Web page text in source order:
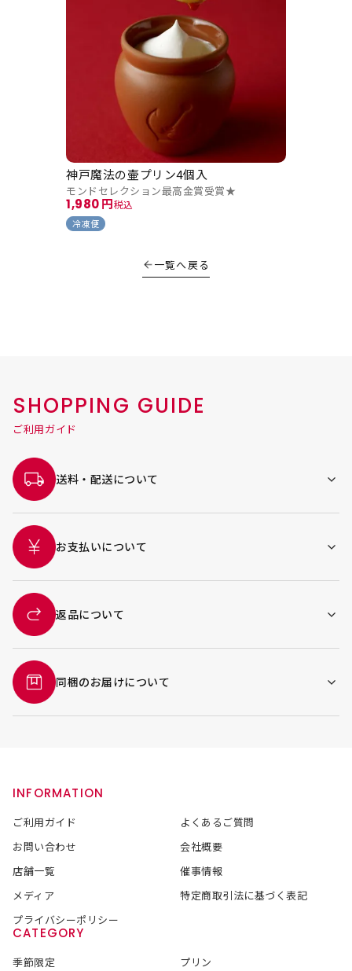
モンドセレクション最高金賞受賞★
神戸魔法の壷プリン4個入
冷凍便
1,980 税込
一覧へ戻る
SHOPPING GUIDE
ご利用ガイド
送料・配送について
お支払いについて
返品について
同梱のお届けについて
INFORMATION
ご利用ガイド
よくあるご質問
お問い合わせ
会社概要
店舗一覧
催事情報
メディア
特定商取引法に基づく表記
プライバシーポリシー
CATEGORY
季節限定
プリン